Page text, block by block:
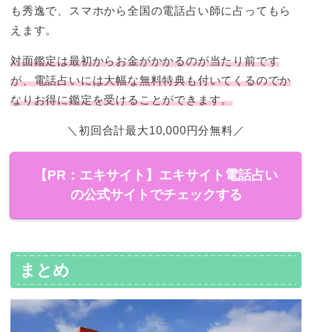
も秀逸で、スマホから全国の電話占い師に占ってもら
えます。
対面鑑定は最初からお金がかかるのが当たり前です
が、電話占いには大幅な無料特典も付いてくるのでか
なりお得に鑑定を受けることができます。
＼初回合計最大10,000円分無料／
【PR：エキサイト】エキサイト電話占い
の公式サイトでチェックする
まとめ